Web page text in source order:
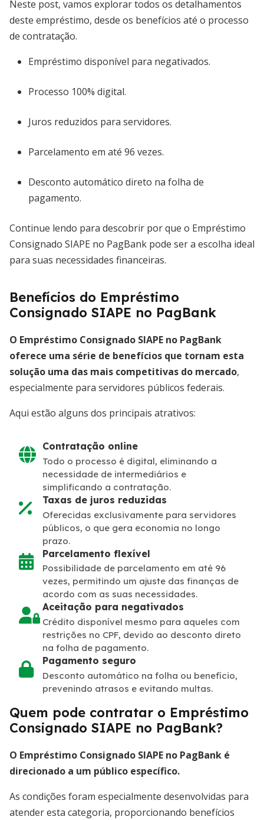
Neste post, vamos explorar todos os detalhamentos
deste empréstimo, desde os benefícios até o processo
de contratação.
Empréstimo disponível para negativados.
Processo 100% digital.
Juros reduzidos para servidores.
Parcelamento em até 96 vezes.
Desconto automático direto na folha de
pagamento.
Continue lendo para descobrir por que o Empréstimo
Consignado SIAPE no PagBank pode ser a escolha ideal
para suas necessidades financeiras.
Benefícios do Empréstimo
Consignado SIAPE no PagBank
O Empréstimo Consignado SIAPE no PagBank
oferece uma série de benefícios que tornam esta
solução uma das mais competitivas do mercado,
especialmente para servidores públicos federais.
Aqui estão alguns dos principais atrativos:
Contratação online
Todo o processo é digital, eliminando a
necessidade de intermediários e
simplificando a contratação.
Taxas de juros reduzidas
Oferecidas exclusivamente para servidores
públicos, o que gera economia no longo
prazo.
Parcelamento flexível
Possibilidade de parcelamento em até 96
vezes, permitindo um ajuste das finanças de
acordo com as suas necessidades.
Aceitação para negativados
Crédito disponível mesmo para aqueles com
restrições no CPF, devido ao desconto direto
na folha de pagamento.
Pagamento seguro
Desconto automático na folha ou benefício,
prevenindo atrasos e evitando multas.
Quem pode contratar o Empréstimo
Consignado SIAPE no PagBank?
O Empréstimo Consignado SIAPE no PagBank é
direcionado a um público específico.
As condições foram especialmente desenvolvidas para
atender esta categoria, proporcionando benefícios